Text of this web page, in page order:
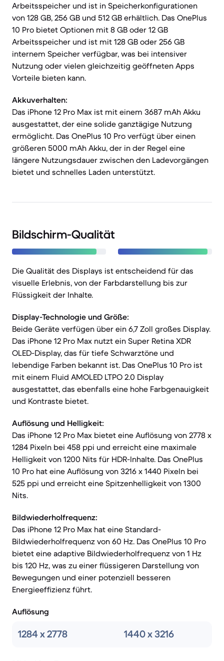
Arbeitsspeicher und ist in Speicherkonfigurationen
von 128 GB, 256 GB und 512 GB erhältlich. Das OnePlus
10 Pro bietet Optionen mit 8 GB oder 12 GB
Arbeitsspeicher und ist mit 128 GB oder 256 GB
internem Speicher verfügbar, was bei intensiver
Nutzung oder vielen gleichzeitig geöffneten Apps
Vorteile bieten kann.
Akkuverhalten:
Das iPhone 12 Pro Max ist mit einem 3687 mAh Akku
ausgestattet, der eine solide ganztägige Nutzung
ermöglicht. Das OnePlus 10 Pro verfügt über einen
größeren 5000 mAh Akku, der in der Regel eine
längere Nutzungsdauer zwischen den Ladevorgängen
bietet und schnelles Laden unterstützt.
Bildschirm-Qualität
Die Qualität des Displays ist entscheidend für das
visuelle Erlebnis, von der Farbdarstellung bis zur
Flüssigkeit der Inhalte.
Display-Technologie und Größe:
Beide Geräte verfügen über ein 6,7 Zoll großes Display.
Das iPhone 12 Pro Max nutzt ein Super Retina XDR
OLED-Display, das für tiefe Schwarztöne und
lebendige Farben bekannt ist. Das OnePlus 10 Pro ist
mit einem Fluid AMOLED LTPO 2.0 Display
ausgestattet, das ebenfalls eine hohe Farbgenauigkeit
und Kontraste bietet.
Auflösung und Helligkeit:
Das iPhone 12 Pro Max bietet eine Auflösung von 2778 x
1284 Pixeln bei 458 ppi und erreicht eine maximale
Helligkeit von 1200 Nits für HDR-Inhalte. Das OnePlus
10 Pro hat eine Auflösung von 3216 x 1440 Pixeln bei
525 ppi und erreicht eine Spitzenhelligkeit von 1300
Nits.
Bildwiederholfrequenz:
Das iPhone 12 Pro Max hat eine Standard-
Bildwiederholfrequenz von 60 Hz. Das OnePlus 10 Pro
bietet eine adaptive Bildwiederholfrequenz von 1 Hz
bis 120 Hz, was zu einer flüssigeren Darstellung von
Bewegungen und einer potenziell besseren
Energieeffizienz führt.
Auflösung
1284 x 2778 1440 x 3216